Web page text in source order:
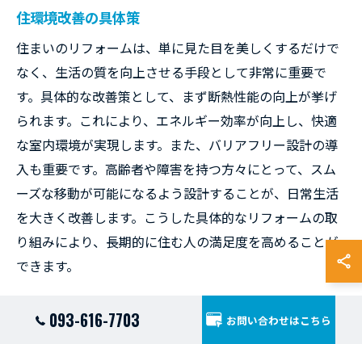
住環境改善の具体策
住まいのリフォームは、単に見た目を美しくするだけで
なく、生活の質を向上させる手段として非常に重要で
す。具体的な改善策として、まず断熱性能の向上が挙げ
られます。これにより、エネルギー効率が向上し、快適
な室内環境が実現します。また、バリアフリー設計の導
入も重要です。高齢者や障害を持つ方々にとって、スム
ーズな移動が可能になるよう設計することが、日常生活
を大きく改善します。こうした具体的なリフォームの取
り組みにより、長期的に住む人の満足度を高めることが
できます。
施主の声を反映したリフォーム
093-616-7703 お問い合わせはこちら